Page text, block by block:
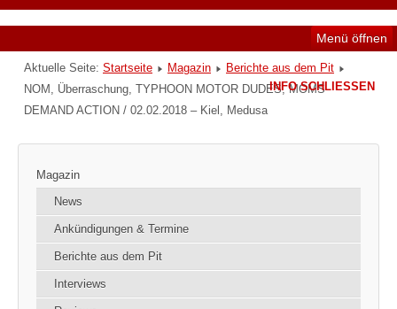
Menü öffnen
Aktuelle Seite: Startseite Magazin
Berichte aus dem Pit
NOM, Überraschung, TYPHOON MOTOR DUDES, MOMS
DEMAND ACTION / 02.02.2018 – Kiel, Medusa
Magazin
News
Ankündigungen & Termine
Berichte aus dem Pit
Interviews
INFO SCHLIESSEN